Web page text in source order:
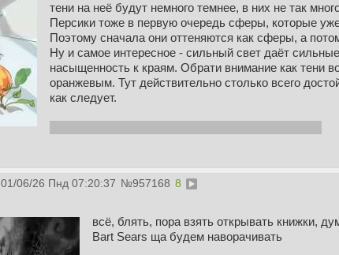
тени на неё будут немного темнее, в них не так
Персики тоже в первую очередь сферы, которые
Поэтому сначала они оттеняются как сферы, а
Ну и самое интересное - сильный свет даёт
насыщенность к краям. Обрати внимание как тени
оранжевым. Тут действительно столько всего
как следует.
01/06/26 Пнд 07:20:37 №957168 8
всё, блять, пора взять открывать книжки,
Bart Sears ща будем наворачивать